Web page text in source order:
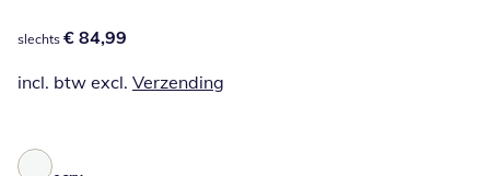
€ 84,99
slechts € 84,99
incl. btw excl. Verzending